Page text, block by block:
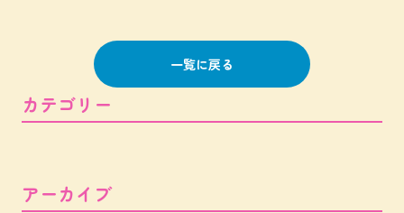
一覧に戻る
カテゴリー
アーカイブ